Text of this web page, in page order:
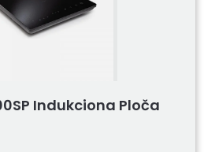
Indukciona Ploča